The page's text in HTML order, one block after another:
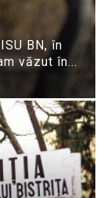
BN, în
văzut în...